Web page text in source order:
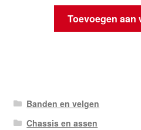
Toevoegen aan
Banden en velgen
Chassis en assen